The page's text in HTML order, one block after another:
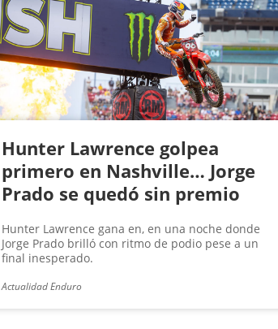
Hunter Lawrence golpea
primero en Nashville… Jorge
Prado se quedó sin premio
Hunter Lawrence gana en, en una noche donde
Jorge Prado brilló con ritmo de podio pese a un
final inesperado.
Actualidad Enduro